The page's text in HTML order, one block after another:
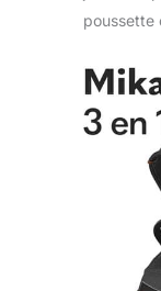
poussette